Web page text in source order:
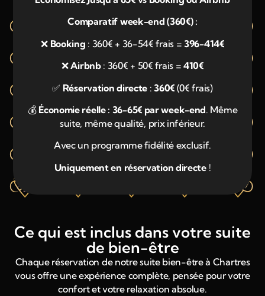
Comparatif week-end (360€) :
❌ Booking : 360€ + 36-54€ frais = 396-414€
❌Airbnb: 360€ + 50€ frais =410€
✅ Réservation directe : 360€(0€ frais)
💰 Économie réelle : 36-65€ par week-end. Même
suite, même qualité, prix inférieur.
Avec un programme fidélité exclusif.
Uniquement en réservation directe!
Ce qui est inclus dans votre suite
de bien-être
Chaque réservation de notre suite bien-être à Chartres
vous offre une expérience complète, pensée pour votre
confort et votre relaxation absolue.